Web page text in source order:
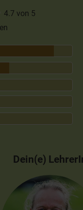
4.7 von 5
Dein(e)